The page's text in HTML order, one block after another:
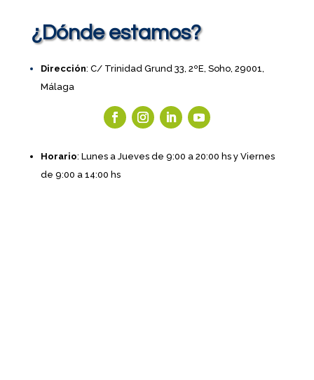
¿Dónde estamos?
Dirección: C/ Trinidad Grund 33, 2ºE, Soho, 29001,
Málaga
Horario: Lunes a Jueves de 9:00 a 20:00 hs y Viernes
de 9:00 a 14:00 hs